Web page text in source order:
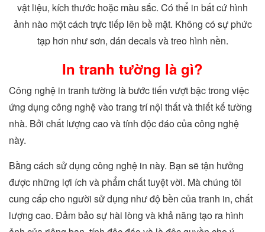
vật liệu, kích thước hoặc màu sắc. Có thể in bất cứ hình
ảnh nào một cách trực tiếp lên bề mặt. Không có sự phức
tạp hơn như sơn, dán decals và treo hình nền.
In tranh tường là gì?
Công nghệ in tranh tường là bước tiến vượt bậc trong việc
ứng dụng công nghệ vào trang trí nội thất và thiết kế tường
nhà. Bởi chất lượng cao và tính độc đáo của công nghệ
này.
Bằng cách sử dụng công nghệ in này. Bạn sẽ tận hưởng
được những lợi ích và phẩm chất tuyệt vời. Mà chúng tôi
cung cấp cho người sử dụng như độ bền của tranh in, chất
lượng cao. Đảm bảo sự hài lòng và khả năng tạo ra hình